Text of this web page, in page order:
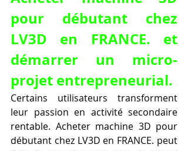
pour débutant chez
LV3D en FRANCE. et
démarrer un micro-
projet entrepreneurial.
Certains utilisateurs transforment
leur passion en activité secondaire
rentable. Acheter machine 3D pour
débutant chez LV3D en FRANCE. peut